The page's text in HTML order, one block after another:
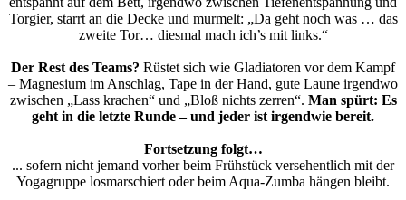
Torgier, starrt an die Decke und murmelt: „Da geht noch was … das
zweite Tor… diesmal mach ich’s mit links.“
Der Rest des Teams? Rüstet sich wie Gladiatoren vor dem Kampf
– Magnesium im Anschlag, Tape in der Hand, gute Laune irgendwo
zwischen „Lass krachen“ und „Bloß nichts zerren“. Man spürt: Es
geht in die letzte Runde – und jeder ist irgendwie bereit.
Fortsetzung folgt…
... sofern nicht jemand vorher beim Frühstück versehentlich mit der
Yogagruppe losmarschiert oder beim Aqua-Zumba hängen bleibt.